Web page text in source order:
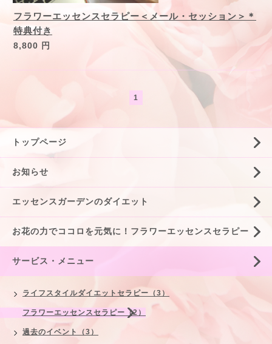
フラワーエッセンスセラピー＜メール・セッション＞＊
特典付き
8,800 円
1
トップページ
お知らせ
エッセンスガーデンのダイエット
お花の力でココロを元気に！フラワーエッセンスセラピー
サービス・メニュー
ライフスタイルダイエットセラピー（3）
フラワーエッセンスセラピー（2）
過去のイベント（3）